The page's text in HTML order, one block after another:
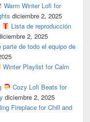
Warm Winter Lofi for
diciembre 2, 2025
Lista de reproducción
2, 2025
de todo el equipo de
Winter Playlist for Calm
Cozy Lofi Beats for
diciembre 2, 2025
Fireplace for Chill and